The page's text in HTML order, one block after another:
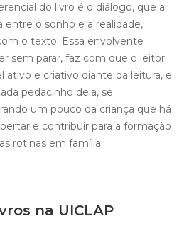
do livro é o diálogo, que a
entre o sonho e a realidade,
o texto. Essa envolvente
sem parar, faz com que o leitor
ativo e criativo diante da leitura, e
pedacinho dela, se
um pouco da criança que há
e contribuir para a formação
rotinas em família.
na UICLAP